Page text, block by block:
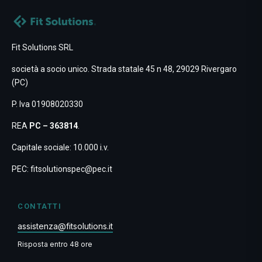
Fit Solutions SRL
società a socio unico. Strada statale 45 n 48, 29029 Rivergaro
(PC)
P. Iva 01908020330
REA PC – 363814
Capitale sociale: 10.000 i.v.
PEC: fitsolutionspec@pec.it
CONTATTI
assistenza@fitsolutions.it
Risposta entro 48 ore